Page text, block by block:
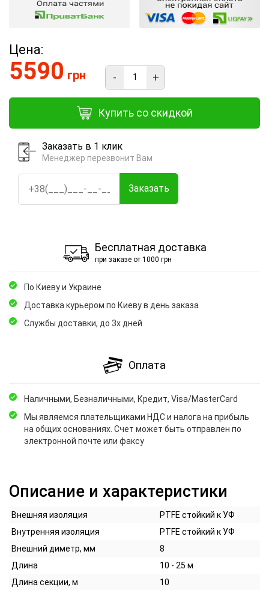
Цена:
5590 грн - +
Купить со скидкой
Заказать в 1 клик
Менеджер перезвонит Вам
Заказать
Бесплатная доставка
при заказе от 1000 грн
По Киеву и Украине
Доставка курьером по Киеву в день заказа
Службы доставки, до 3х дней
Оплата
Наличными, Безналичными, Кредит, Visa/MasterCard
Мы являемся плательщиками НДС и налога на прибыль
на общих основаниях. Счет может быть отправлен по
электронной почте или факсу
Описание и характеристики
Внешняя изоляция
PTFE стойкий к УФ
Внутренняя изоляция
PTFE стойкий к УФ
Внешний диметр, мм
8
Длина
10 - 25 м
Длина секции, м
10